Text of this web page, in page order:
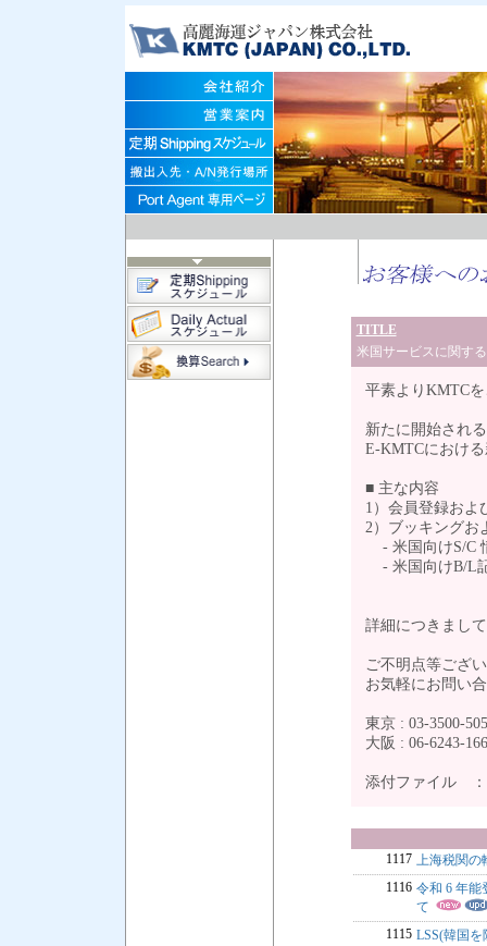
TITLE
米国サービスに関す
平素よりKMTC
新たに開始され
E-KMTCにおけ
■ 主な内容
1）会員登録およ
2）ブッキングお
- 米国向けS/C
- 米国向けB/L
詳細につきまし
ご不明点等ござ
お気軽にお問い
東京 : 03-3500-
大阪 : 06-6243-
添付ファイル
1117 上海税関の
1116 令和 6 年能
て
1115 LSS(韓国を